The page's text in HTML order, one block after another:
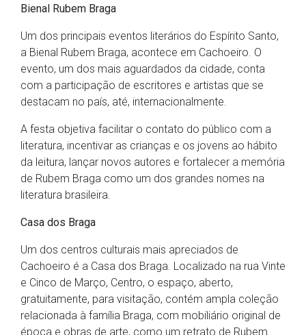
Bienal Rubem Braga
Um dos principais eventos literários do Espírito Santo,
a Bienal Rubem Braga, acontece em Cachoeiro. O
evento, um dos mais aguardados da cidade, conta
com a participação de escritores e artistas que se
destacam no país, até, internacionalmente.
A festa objetiva facilitar o contato do público com a
literatura, incentivar as crianças e os jovens ao hábito
da leitura, lançar novos autores e fortalecer a memória
de Rubem Braga como um dos grandes nomes na
literatura brasileira.
Casa dos Braga
Um dos centros culturais mais apreciados de
Cachoeiro é a Casa dos Braga. Localizado na rua Vinte
e Cinco de Março, Centro, o espaço, aberto,
gratuitamente, para visitação, contém ampla coleção
relacionada à família Braga, com mobiliário original de
época e obras de arte, como um retrato de Rubem